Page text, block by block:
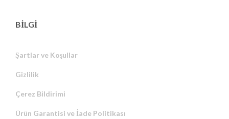
BİLGİ
Şartlar ve Koşullar
Gizlilik
Çerez Bildirimi
Ürün Garantisi ve İade Politikası